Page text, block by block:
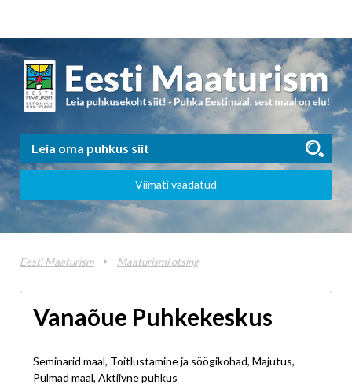
Viimati vaadatud
Eesti Maaturism Maaturismi otsing
Vanaõue Puhkekeskus
Seminarid maal, Toitlustamine ja söögikohad, Majutus,
Pulmad maal, Aktiivne puhkus